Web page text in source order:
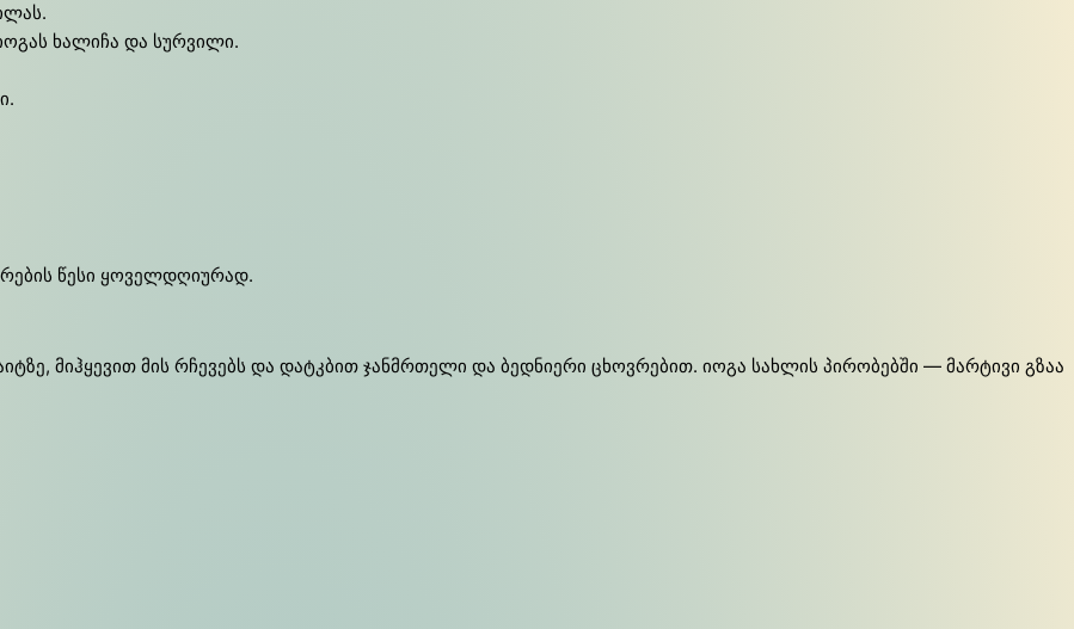
ხალიჩა და სურვილი.
წესი ყოველდღიურად.
მიჰყევით მის რჩევებს და დატკბით ჯანმრთელი და ბედნიერი ცხოვრებით. იოგა სახლის პირობებში — მარტივი გზაა